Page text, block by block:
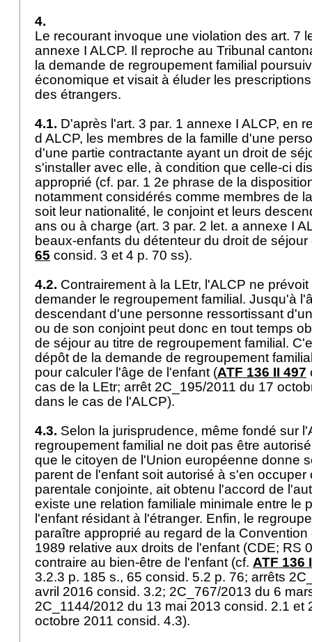
4.
Le recourant invoque une violation des art. 7
annexe I ALCP. Il reproche au Tribunal
la demande de regroupement familial
économique et visait à éluder les
des étrangers.
4.1. D'après l'art. 3 par. 1 annexe I ALCP, en
d ALCP, les membres de la famille d'une
d'une partie contractante ayant un droit de
s'installer avec elle, à condition que celle-ci
approprié (cf. par. 1 2e phrase de la
notamment considérés comme membres de
soit leur nationalité, le conjoint et leurs
ans ou à charge (art. 3 par. 2 let. a annexe I
beaux-enfants du détenteur du droit de séjour
65 consid. 3 et 4 p. 70 ss).
4.2. Contrairement à la LEtr, l'ALCP ne
demander le regroupement familial. Jusqu'à
descendant d'une personne ressortissant
ou de son conjoint peut donc en tout temps
de séjour au titre de regroupement familial.
dépôt de la demande de regroupement
pour calculer l'âge de l'enfant (ATF 136 II 497
cas de la LEtr; arrêt 2C_195/2011 du 17
dans le cas de l'ALCP).
4.3. Selon la jurisprudence, même fondé sur
regroupement familial ne doit pas être
que le citoyen de l'Union européenne donne
parent de l'enfant soit autorisé à s'en occuper
parentale conjointe, ait obtenu l'accord de
existe une relation familiale minimale entre le
l'enfant résidant à l'étranger. Enfin, le
paraître approprié au regard de la
1989 relative aux droits de l'enfant (CDE; RS
contraire au bien-être de l'enfant (cf. ATF 136
3.2.3 p. 185 s., 65 consid. 5.2 p. 76; arrêts
avril 2016 consid. 3.2; 2C_767/2013 du 6
2C_1144/2012 du 13 mai 2013 consid. 2.1 et
octobre 2011 consid. 4.3).